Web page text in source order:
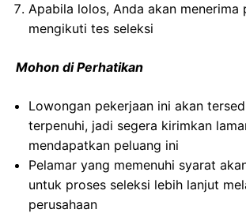
Apabila lolos, Anda akan menerima
mengikuti tes seleksi
Mohon di Perhatikan
Lowongan pekerjaan ini akan
terpenuhi, jadi segera kirimkan
mendapatkan peluang ini
Pelamar yang memenuhi syarat
untuk proses seleksi lebih lanjut
perusahaan